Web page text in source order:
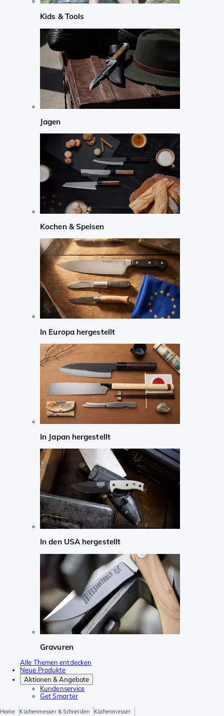
Kids & Tools
Jagen
Kochen & Speisen
In Europa hergestellt
In Japan hergestellt
In den USA hergestellt
Gravuren
Alle Themen entdecken
Neue Produkte
Aktionen & Angebote
Kundenservice
Get Smarter
Home Küchenmesser & Schneiden
Küchenmesser